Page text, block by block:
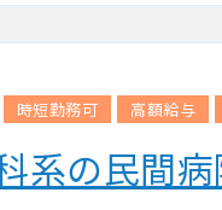
時短勤務可 高額給与
系の民間